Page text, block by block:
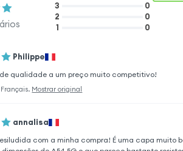
linhas
impressionante,
com uma aba magnética,
3
0
2
0
1
0
Philippe
qualidade a um preço muito competitivo!
Français. Mostrar original
annalisa
com a minha compra! É uma capa muito